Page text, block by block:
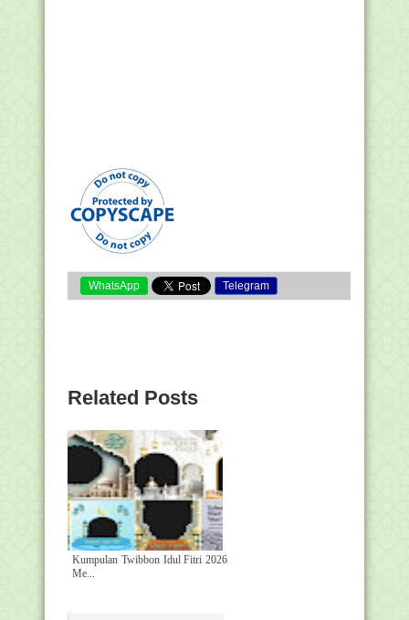
WhatsApp Telegram
Related Posts
Kumpulan Twibbon Idul Fitri 2026
Me...